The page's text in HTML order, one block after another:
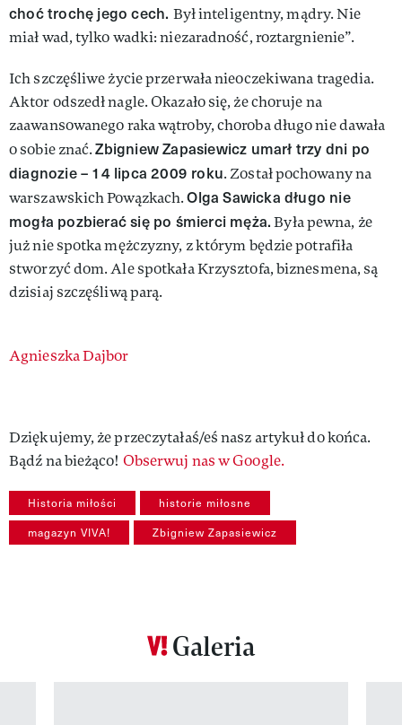
choć trochę jego cech. Był inteligentny, mądry. Nie
miał wad, tylko wadki: niezaradność, roztargnienie”.
Ich szczęśliwe życie przerwała nieoczekiwana tragedia.
Aktor odszedł nagle. Okazało się, że choruje na
zaawansowanego raka wątroby, choroba długo nie dawała
o sobie znać.Zbigniew Zapasiewicz umarł trzy dni po
diagnozie – 14 lipca 2009 roku. Został pochowany na
warszawskich Powązkach.Olga Sawicka długo nie
mogła pozbierać się po śmierci męża.Była pewna, że
już nie spotka mężczyzny, z którym będzie potrafiła
stworzyć dom. Ale spotkała Krzysztofa, biznesmena, są
dzisiaj szczęśliwą parą.
Authors
Agnieszka Dajbor
Dziękujemy, że przeczytałaś/eś nasz artykuł do końca.
Bądź na bieżąco! Obserwuj nas w Google.
Historia miłości historie miłosne
magazyn VIVA! Zbigniew Zapasiewicz
Galeria